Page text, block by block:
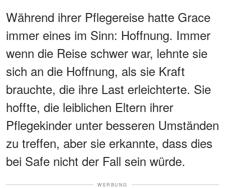
Während ihrer Pflegereise hatte Grace
immer eines im Sinn: Hoffnung. Immer
wenn die Reise schwer war, lehnte sie
sich an die Hoffnung, als sie Kraft
brauchte, die ihre Last erleichterte. Sie
hoffte, die leiblichen Eltern ihrer
Pflegekinder unter besseren Umständen
zu treffen, aber sie erkannte, dass dies
bei Safe nicht der Fall sein würde.
WERBUNG